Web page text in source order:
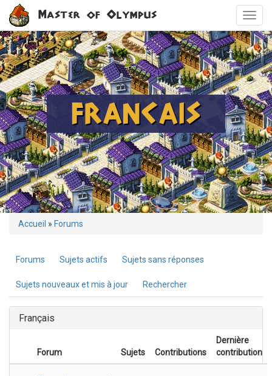
Aller
au
contenu
principal
Master of Olympus
FRANCAIS
Vous
ici
Accueil » Forums
Forums Sujets actifs Sujets sans réponses
Sujets nouveaux et mis à jour Rechercher
Français
Forum Sujets Contributions
Dernière
contribution